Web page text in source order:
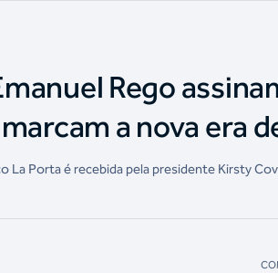
Rego
a nova era
La Porta é recebida pela presidente Kirsty